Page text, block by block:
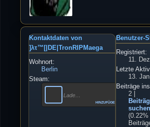
Kontaktdaten von
]λτ™[|DE|TronRIPMaega
Wohnort:
Berlin
Steam:
Lade…
hinzufügen
Benutzer-
Registriert:
11.
Letzte
13.
Beiträge
2 |
suchen